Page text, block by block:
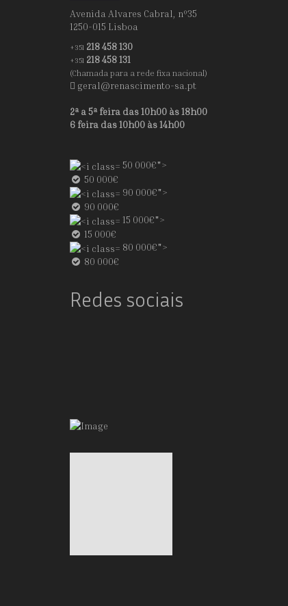
Avenida Alvares Cabral, nº35
1250-015 Lisboa
+351 218 458 130
+351 218 458 131
(Chamada para a rede fixa nacional)
geral@renascimento-sa.pt
2ª a 5ª feira das 10h00 às 18h00
6 feira das 10h00 às 14h00
50 000€">
50 000€
90 000€">
90 000€
15 000€">
15 000€
80 000€">
80 000€
Redes sociais